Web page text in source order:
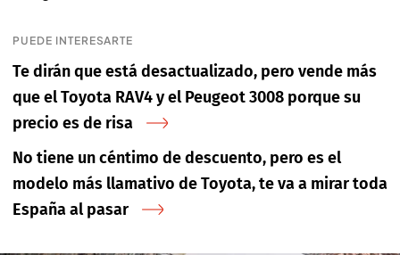
PUEDE INTERESARTE
Te dirán que está desactualizado, pero vende más
que el Toyota RAV4 y el Peugeot 3008 porque su
precio es de risa
No tiene un céntimo de descuento, pero es el
modelo más llamativo de Toyota, te va a mirar toda
España al pasar